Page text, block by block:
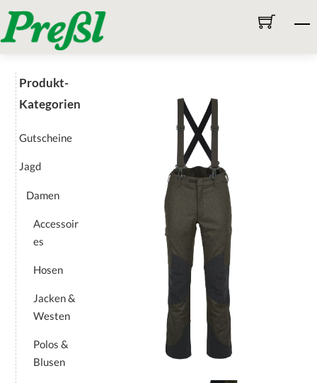
to
content
Produkt-
Kategorien
Gutscheine
Jagd
Damen
Accessoir
es
Hosen
Jacken &
Westen
Polos &
Blusen